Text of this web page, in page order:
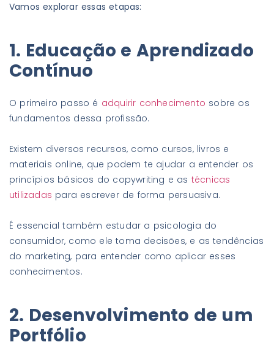
Vamos explorar essas etapas:
1. Educação e Aprendizado
Contínuo
O primeiro passo é adquirir conhecimento sobre os
fundamentos dessa profissão.
Existem diversos recursos, como cursos, livros e
materiais online, que podem te ajudar a entender os
princípios básicos do copywriting e as técnicas
utilizadas para escrever de forma persuasiva.
É essencial também estudar a psicologia do
consumidor, como ele toma decisões, e as tendências
do marketing, para entender como aplicar esses
conhecimentos.
2. Desenvolvimento de um
Portfólio